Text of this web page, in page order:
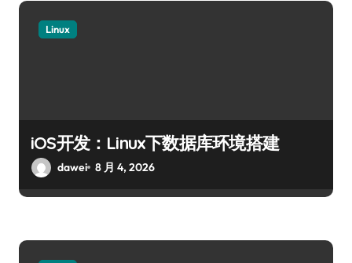
Linux
iOS开发：Linux下数据库环境搭建
dawei 8 月 4, 2026